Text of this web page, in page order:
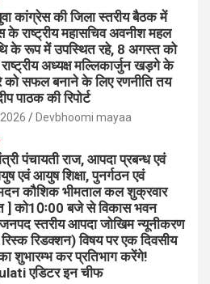
कांग्रेस की जिला स्तरीय बैठक में
के राष्ट्रीय महासचिव अवनीश महल
के रूप में उपस्थित रहे, 8 अगस्त को
अध्यक्ष मल्लिकार्जुन खड़गे के
को सफल बनाने के लिए रणनीति तय
पाठक की रिपोर्ट
Devbhoomi mayaa
पंचायती राज, आपदा प्रबन्ध एवं
एवं आयुष शिक्षा, पुनर्गठन एवं
कौशिक भीमताल कल शुक्रवार
] को10ः00 बजे से विकास भवन
स्तरीय आपदा जोखिम न्यूनीकरण
रिडक्शन) विषय पर एक दिवसीय
शुभारम्भ कर प्रतिभाग करेंगे!
एडिटर इन चीफ